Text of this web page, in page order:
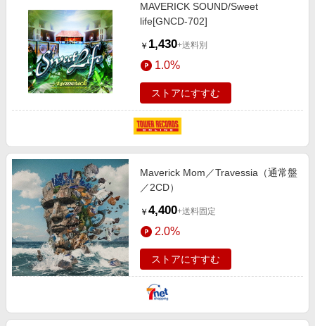
キッズ・ベビー用品
家電・PC・スマホ・カメラ
エンタメ
スポーツ・アウトドア・ゴルフ
旅行・レジャー・ホテル予約
生活・お役立ち
金融・マネー・保険
デジタルコンテンツ
ビジネス・その他サービス
電子書籍特集
楽天ペイ導入ストア
楽天サービス特集
旅行特集
お中元特集2026
とことん買い物チャレンジ
Apple公式サイト×楽天カード分割払い
Qoo10メガポ
MAVERICK SOUND/Sweet
life[GNCD-702]
￥ 1,430+送料別
1.0%
ストアにすすむ
Maverick Mom／Travessia（通常盤
／2CD）
￥ 4,400+送料固定
2.0%
ストアにすすむ